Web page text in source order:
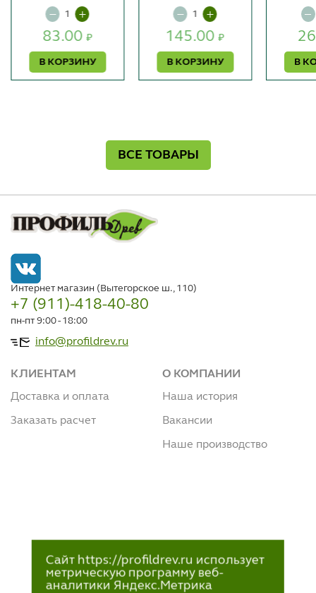
83.00₽
В КОРЗИНУ
145.00₽
В КОРЗИНУ В
ВСЕ ТОВАРЫ
Интернет магазин (Вытегорское ш., 110)
+7 (911)-418-40-80
пн-пт 9:00 - 18:00
info@profildrev.ru
КЛИЕНТАМ
Доставка и оплата
Заказать расчет
О КОМПАНИИ
Наша история
Вакансии
Наше производство
Сайт https://profildrev.ru использует
метрическую программу веб-
аналитики Яндекс.Метрика